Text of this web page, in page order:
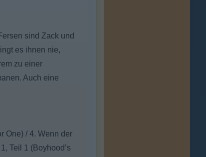
sind Zack und
es ihnen nie,
zu einer
Auch eine
One) / 4. Wenn der
Teil 1 (Boyhood’s